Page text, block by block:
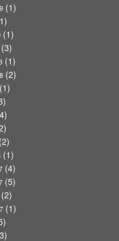
(1)
(1)
(3)
(1)
(2)
(1)
(1)
(4)
(5)
(2)
(1)